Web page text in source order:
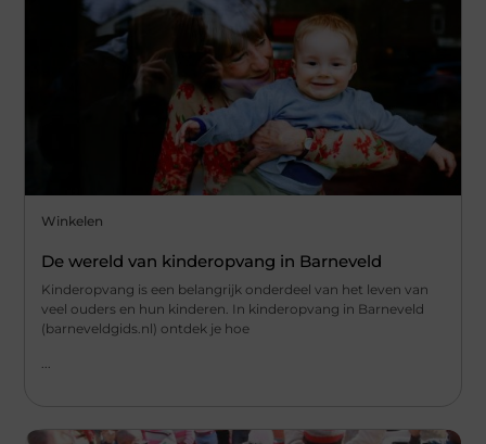
Winkelen
De wereld van kinderopvang in Barneveld
Kinderopvang is een belangrijk onderdeel van het leven van
veel ouders en hun kinderen. In kinderopvang in Barneveld
(barneveldgids.nl) ontdek je hoe
...